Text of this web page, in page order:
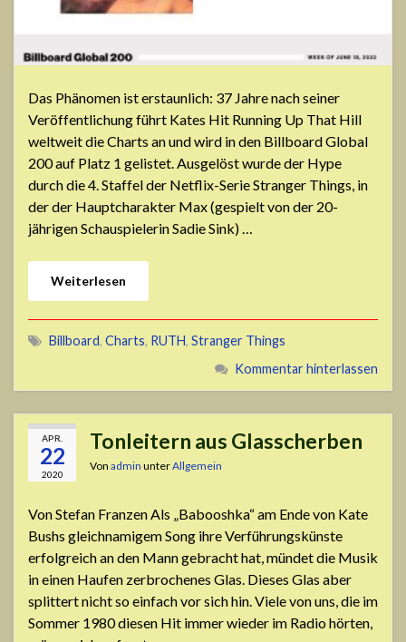
Das Phänomen ist erstaunlich: 37 Jahre nach seiner
Veröffentlichung führt Kates Hit Running Up That Hill
weltweit die Charts an und wird in den Billboard Global
200 auf Platz 1 gelistet. Ausgelöst wurde der Hype
durch die 4. Staffel der Netflix-Serie Stranger Things, in
der der Hauptcharakter Max (gespielt von der 20-
jährigen Schauspielerin Sadie Sink) …
Weiterlesen
Billboard, Charts, RUTH, Stranger Things
Kommentar hinterlassen
APR.
22
2020
Tonleitern aus Glasscherben
Von admin unterAllgemein
Von Stefan Franzen Als „Babooshka“ am Ende von Kate
Bushs gleichnamigem Song ihre Verführungskünste
erfolgreich an den Mann gebracht hat, mündet die Musik
in einen Haufen zerbrochenes Glas. Dieses Glas aber
splittert nicht so einfach vor sich hin. Viele von uns, die im
Sommer 1980 diesen Hit immer wieder im Radio hörten,